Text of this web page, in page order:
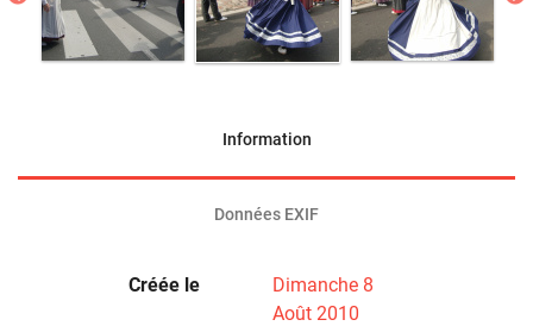
Information
Données EXIF
Créée le
Dimanche 8
Août 2010